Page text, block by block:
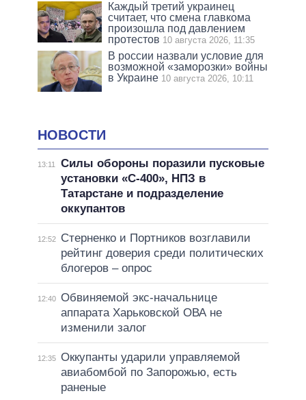
Каждый третий украинец
считает, что смена главкома
произошла под давлением
протестов 10 августа 2026, 11:35
В россии назвали условие для
возможной «заморозки» войны
в Украине 10 августа 2026, 10:11
НОВОСТИ
13:11
Силы обороны поразили пусковые
установки «С-400», НПЗ в
Татарстане и подразделение
оккупантов
12:52
Стерненко и Портников возглавили
рейтинг доверия среди политических
блогеров – опрос
12:40 Обвиняемой экс-начальнице
аппарата Харьковской ОВА не
изменили залог
12:35 Оккупанты ударили управляемой
авиабомбой по Запорожью, есть
раненые